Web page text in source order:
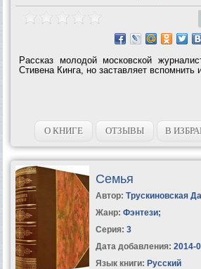
Рассказ молодой московской
Стивена Кинга, но заставляет вспомнить
О КНИГЕ ОТЗЫВЫ В
Семья
Автор: Трускиновская
Жанр: Фэнтези;
Серия: 3
Дата добавления: 2014-
Язык книги: Русский